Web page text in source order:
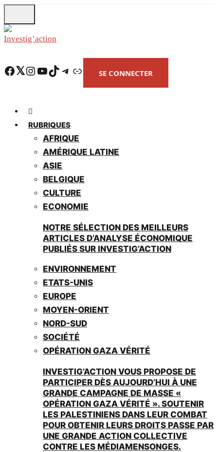
to
main
Facebook Twitter Instagram YouTube TikTok Telegram Lien SE CONNECTER
RUBRIQUES
AFRIQUE
AMÉRIQUE LATINE
ASIE
BELGIQUE
CULTURE
ECONOMIE
NOTRE SÉLECTION DES MEILLEURS
ARTICLES D’ANALYSE ÉCONOMIQUE
PUBLIÉS SUR INVESTIG’ACTION
ENVIRONNEMENT
ETATS-UNIS
EUROPE
MOYEN-ORIENT
NORD-SUD
SOCIÉTÉ
OPÉRATION GAZA VÉRITÉ
INVESTIG’ACTION VOUS PROPOSE DE
PARTICIPER DÈS AUJOURD’HUI À UNE
GRANDE CAMPAGNE DE MASSE «
OPÉRATION GAZA VÉRITÉ ». SOUTENIR
LES PALESTINIENS DANS LEUR COMBAT
POUR OBTENIR LEURS DROITS PASSE PAR
UNE GRANDE ACTION COLLECTIVE
CONTRE LES MÉDIAMENSONGES.